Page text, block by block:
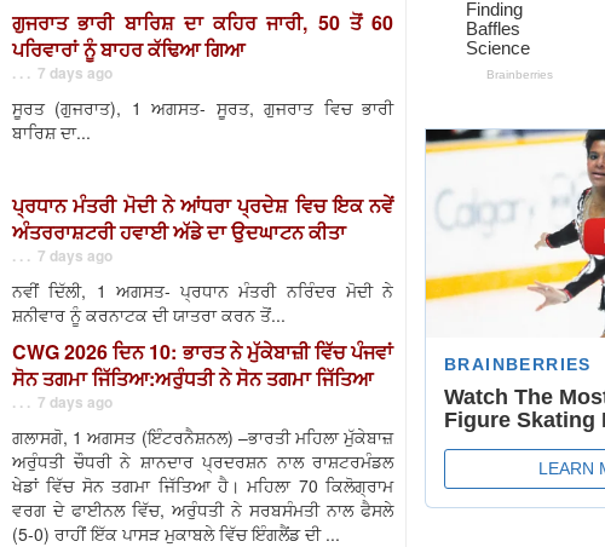
ਗੁਜਰਾਤ ਭਾਰੀ ਬਾਰਿਸ਼ ਦਾ ਕਹਿਰ ਜਾਰੀ, 50 ਤੋਂ 60
ਪਰਿਵਾਰਾਂ ਨੂੰ ਬਾਹਰ ਕੱਢਿਆ ਗਿਆ
. . . 7 days ago
ਸੂਰਤ (ਗੁਜਰਾਤ), 1 ਅਗਸਤ- ਸੂਰਤ, ਗੁਜਰਾਤ ਵਿਚ ਭਾਰੀ
ਬਾਰਿਸ਼ ਦਾ...
ਪ੍ਰਧਾਨ ਮੰਤਰੀ ਮੋਦੀ ਨੇ ਆਂਧਰਾ ਪ੍ਰਦੇਸ਼ ਵਿਚ ਇਕ ਨਵੇਂ
ਅੰਤਰਰਾਸ਼ਟਰੀ ਹਵਾਈ ਅੱਡੇ ਦਾ ਉਦਘਾਟਨ ਕੀਤਾ
. . . 7 days ago
ਨਵੀਂ ਦਿੱਲੀ, 1 ਅਗਸਤ- ਪ੍ਰਧਾਨ ਮੰਤਰੀ ਨਰਿੰਦਰ ਮੋਦੀ ਨੇ
ਸ਼ਨੀਵਾਰ ਨੂੰ ਕਰਨਾਟਕ ਦੀ ਯਾਤਰਾ ਕਰਨ ਤੋਂ...
CWG 2026 ਦਿਨ 10: ਭਾਰਤ ਨੇ ਮੁੱਕੇਬਾਜ਼ੀ ਵਿੱਚ ਪੰਜਵਾਂ
ਸੋਨ ਤਗਮਾ ਜਿੱਤਿਆ:ਅਰੁੰਧਤੀ ਨੇ ਸੋਨ ਤਗਮਾ ਜਿੱਤਿਆ
. . . 7 days ago
ਗਲਾਸਗੋ, 1 ਅਗਸਤ (ਇੰਟਰਨੈਸ਼ਨਲ) –ਭਾਰਤੀ ਮਹਿਲਾ ਮੁੱਕੇਬਾਜ਼
ਅਰੁੰਧਤੀ ਚੌਧਰੀ ਨੇ ਸ਼ਾਨਦਾਰ ਪ੍ਰਦਰਸ਼ਨ ਨਾਲ ਰਾਸ਼ਟਰਮੰਡਲ
ਖੇਡਾਂ ਵਿੱਚ ਸੋਨ ਤਗਮਾ ਜਿੱਤਿਆ ਹੈ। ਮਹਿਲਾ 70 ਕਿਲੋਗ੍ਰਾਮ
ਵਰਗ ਦੇ ਫਾਈਨਲ ਵਿੱਚ, ਅਰੁੰਧਤੀ ਨੇ ਸਰਬਸੰਮਤੀ ਨਾਲ ਫੈਸਲੇ
(5-0) ਰਾਹੀਂ ਇੱਕ ਪਾਸੜ ਮੁਕਾਬਲੇ ਵਿੱਚ ਇੰਗਲੈਂਡ ਦੀ ...